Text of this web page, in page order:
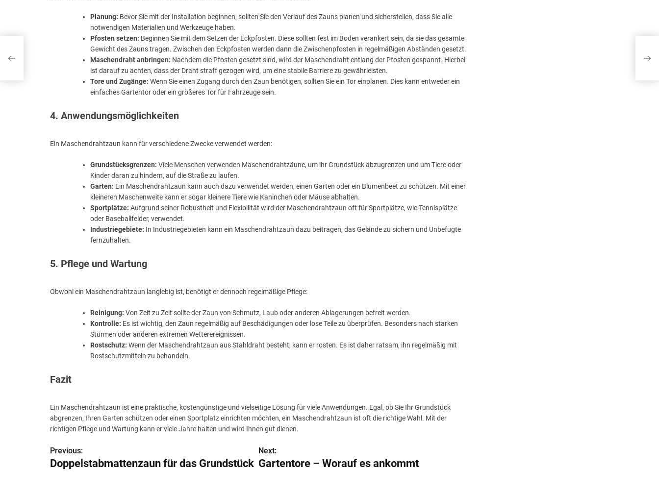
Planung: Bevor Sie mit der Installation beginnen, sollten Sie den Verlauf des Zauns planen und sicherstellen, dass Sie alle
notwendigen Materialien und Werkzeuge haben.
Pfosten setzen: Beginnen Sie mit dem Setzen der Eckpfosten. Diese sollten fest im Boden verankert sein, da sie das gesamte
Gewicht des Zauns tragen. Zwischen den Eckpfosten werden dann die Zwischenpfosten in regelmäßigen Abständen gesetzt.
Maschendraht anbringen: Nachdem die Pfosten gesetzt sind, wird der Maschendraht entlang der Pfosten gespannt. Hierbei
ist darauf zu achten, dass der Draht straff gezogen wird, um eine stabile Barriere zu gewährleisten.
Tore und Zugänge: Wenn Sie einen Zugang durch den Zaun benötigen, sollten Sie ein Tor einplanen. Dies kann entweder ein
einfaches Gartentor oder ein größeres Tor für Fahrzeuge sein.
4. Anwendungsmöglichkeiten
Ein Maschendrahtzaun kann für verschiedene Zwecke verwendet werden:
Grundstücksgrenzen: Viele Menschen verwenden Maschendrahtzäune, um ihr Grundstück abzugrenzen und um Tiere oder
Kinder daran zu hindern, auf die Straße zu laufen.
Garten: Ein Maschendrahtzaun kann auch dazu verwendet werden, einen Garten oder ein Blumenbeet zu schützen. Mit einer
kleineren Maschenweite kann er sogar kleinere Tiere wie Kaninchen oder Mäuse abhalten.
Sportplätze: Aufgrund seiner Robustheit und Flexibilität wird der Maschendrahtzaun oft für Sportplätze, wie Tennisplätze
oder Baseballfelder, verwendet.
Industriegebiete: In Industriegebieten kann ein Maschendrahtzaun dazu beitragen, das Gelände zu sichern und Unbefugte
fernzuhalten.
5. Pflege und Wartung
Obwohl ein Maschendrahtzaun langlebig ist, benötigt er dennoch regelmäßige Pflege:
Reinigung: Von Zeit zu Zeit sollte der Zaun von Schmutz, Laub oder anderen Ablagerungen befreit werden.
Kontrolle: Es ist wichtig, den Zaun regelmäßig auf Beschädigungen oder lose Teile zu überprüfen. Besonders nach starken
Stürmen oder anderen extremen Wetterereignissen.
Rostschutz: Wenn der Maschendrahtzaun aus Stahldraht besteht, kann er rosten. Es ist daher ratsam, ihn regelmäßig mit
Rostschutzmitteln zu behandeln.
Fazit
Ein Maschendrahtzaun ist eine praktische, kostengünstige und vielseitige Lösung für viele Anwendungen. Egal, ob Sie Ihr Grundstück
abgrenzen, Ihren Garten schützen oder einen Sportplatz einrichten möchten, ein Maschendrahtzaun ist oft die richtige Wahl. Mit der
richtigen Pflege und Wartung kann er viele Jahre halten und wird Ihnen gut dienen.
B
e
Previous:
Doppelstabmattenzaun für das Grundstück
Next:
Gartentore – Worauf es ankommt